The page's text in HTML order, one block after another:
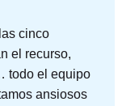
cinco
el recurso,
todo el equipo
ansiosos